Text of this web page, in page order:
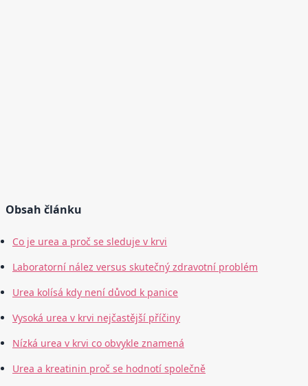
Obsah článku
Co je urea a proč se sleduje v krvi
Laboratorní nález versus skutečný zdravotní problém
Urea kolísá kdy není důvod k panice
Vysoká urea v krvi nejčastější příčiny
Nízká urea v krvi co obvykle znamená
Urea a kreatinin proč se hodnotí společně